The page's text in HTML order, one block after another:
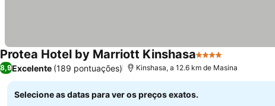
Protea Hotel by Marriott Kinshasa4 Estrelas
8,9Excelente (189 pontuações) Kinshasa, a 12.6 km de Masina
Selecione as datas para ver os preços exatos.